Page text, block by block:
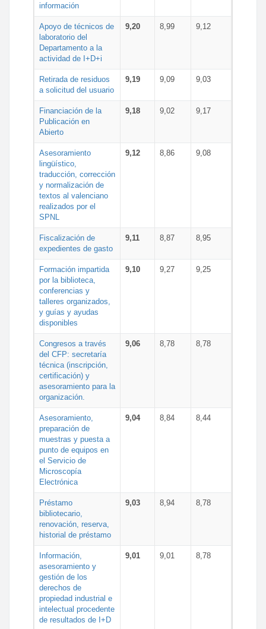
información
Apoyo de técnicos de
laboratorio del
Departamento a la
actividad de I+D+i
9,20 8,99 9,12
Retirada de residuos
a solicitud del usuario
9,19 9,09 9,03
Financiación de la
Publicación en
Abierto
9,18 9,02 9,17
Asesoramiento
lingüístico,
traducción, corrección
y normalización de
textos al valenciano
realizados por el
SPNL
9,12 8,86 9,08
Fiscalización de
expedientes de gasto
9,11 8,87 8,95
Formación impartida
por la biblioteca,
conferencias y
talleres organizados,
y guías y ayudas
disponibles
9,10 9,27 9,25
Congresos a través
del CFP: secretaría
técnica (inscripción,
certificación) y
asesoramiento para la
organización.
9,06 8,78 8,78
Asesoramiento,
preparación de
muestras y puesta a
punto de equipos en
el Servicio de
Microscopía
Electrónica
9,04 8,84 8,44
Préstamo
bibliotecario,
renovación, reserva,
historial de préstamo
9,03 8,94 8,78
Información,
asesoramiento y
gestión de los
derechos de
propiedad industrial e
intelectual procedente
de resultados de I+D
9,01 9,01 8,78